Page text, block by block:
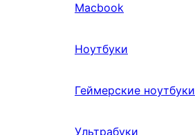
Macbook
Ноутбуки
Геймерские ноутбуки
Ультрабуки